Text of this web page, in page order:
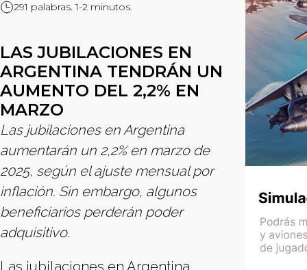
291 palabras. 1-2 minutos.
LAS JUBILACIONES EN
ARGENTINA TENDRÁN UN
AUMENTO DEL 2,2% EN
MARZO
Las jubilaciones en Argentina
aumentarán un 2,2% en marzo de
2025, según el ajuste mensual por
inflación. Sin embargo, algunos
beneficiarios perderán poder
adquisitivo.
Las jubilaciones en Argentina